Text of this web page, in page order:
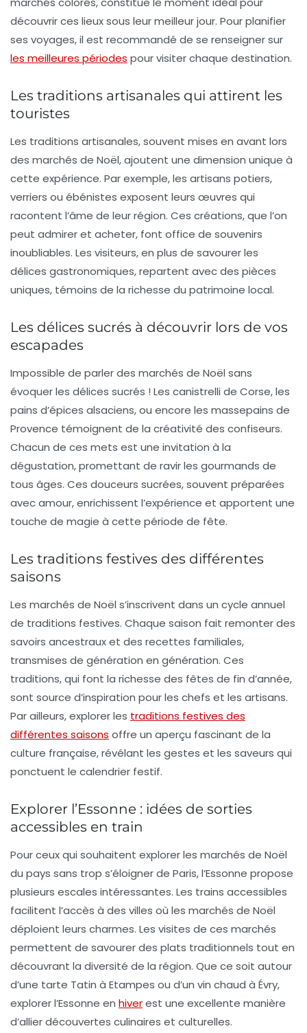
découvrir ces lieux sous leur meilleur jour. Pour planifier
ses voyages, il est recommandé de se renseigner sur
les meilleures périodes pour visiter chaque destination.
Les traditions artisanales qui attirent les
touristes
Les traditions artisanales, souvent mises en avant lors
des marchés de Noël, ajoutent une dimension unique à
cette expérience. Par exemple, les artisans potiers,
verriers ou ébénistes exposent leurs œuvres qui
racontent l’âme de leur région. Ces créations, que l’on
peut admirer et acheter, font office de souvenirs
inoubliables. Les visiteurs, en plus de savourer les
délices gastronomiques, repartent avec des pièces
uniques, témoins de la richesse du patrimoine local.
Les délices sucrés à découvrir lors de vos
escapades
Impossible de parler des marchés de Noël sans
évoquer les délices sucrés ! Les canistrelli de Corse, les
pains d’épices alsaciens, ou encore les massepains de
Provence témoignent de la créativité des confiseurs.
Chacun de ces mets est une invitation à la
dégustation, promettant de ravir les gourmands de
tous âges. Ces douceurs sucrées, souvent préparées
avec amour, enrichissent l’expérience et apportent une
touche de magie à cette période de fête.
Les traditions festives des différentes
saisons
Les marchés de Noël s’inscrivent dans un cycle annuel
de traditions festives. Chaque saison fait remonter des
savoirs ancestraux et des recettes familiales,
transmises de génération en génération. Ces
traditions, qui font la richesse des fêtes de fin d’année,
sont source d’inspiration pour les chefs et les artisans.
Par ailleurs, explorer les traditions festives des
différentes saisons offre un aperçu fascinant de la
culture française, révélant les gestes et les saveurs qui
ponctuent le calendrier festif.
Explorer l’Essonne : idées de sorties
accessibles en train
Pour ceux qui souhaitent explorer les marchés de Noël
du pays sans trop s’éloigner de Paris, l’Essonne propose
plusieurs escales intéressantes. Les trains accessibles
facilitent l’accès à des villes où les marchés de Noël
déploient leurs charmes. Les visites de ces marchés
permettent de savourer des plats traditionnels tout en
découvrant la diversité de la région. Que ce soit autour
d’une tarte Tatin à Etampes ou d’un vin chaud à Évry,
explorer l’Essonne en hiverest une excellente manière
d’allier découvertes culinaires et culturelles.